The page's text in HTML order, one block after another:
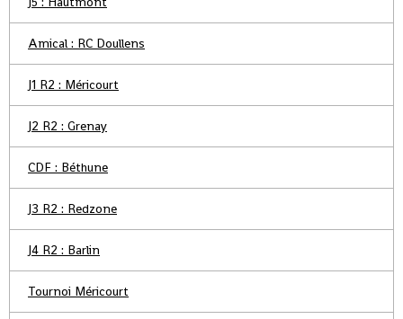
Amical : RC Doullens
J1 R2 : Méricourt
J2 R2 : Grenay
CDF : Béthune
J3 R2 : Redzone
J4 R2 : Barlin
Tournoi Méricourt